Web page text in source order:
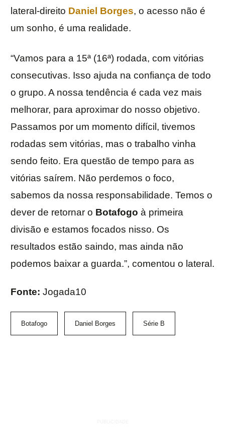
lateral-direito Daniel Borges, o acesso não é
um sonho, é uma realidade.
“Vamos para a 15ª (16ª) rodada, com vitórias
consecutivas. Isso ajuda na confiança de todo
o grupo. A nossa tendência é cada vez mais
melhorar, para aproximar do nosso objetivo.
Passamos por um momento difícil, tivemos
rodadas sem vitórias, mas o trabalho vinha
sendo feito. Era questão de tempo para as
vitórias saírem. Não perdemos o foco,
sabemos da nossa responsabilidade. Temos o
dever de retornar o Botafogo à primeira
divisão e estamos focados nisso. Os
resultados estão saindo, mas ainda não
podemos baixar a guarda.”, comentou o lateral.
Fonte: Jogada10
Botafogo Daniel Borges Série B